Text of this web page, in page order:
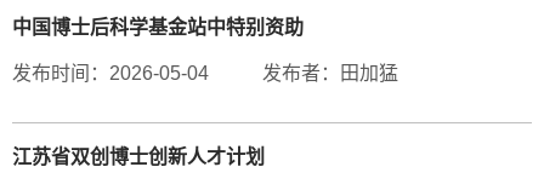
中国博士后科学基金站中特别资助
发布时间：2026-05-04 发布者：田加猛
江苏省双创博士创新人才计划